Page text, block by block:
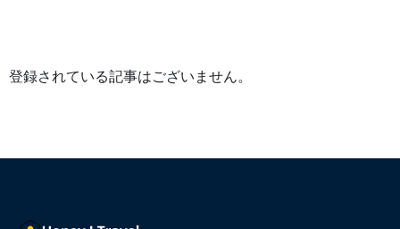
登録されている記事はございません。